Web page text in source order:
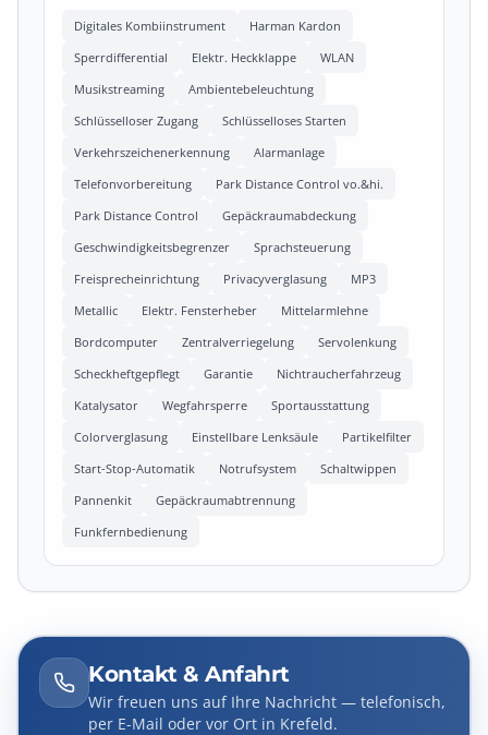
Digitales Kombiinstrument
Harman Kardon
Sperrdifferential
Elektr. Heckklappe
WLAN
Musikstreaming
Ambientebeleuchtung
Schlüsselloser Zugang
Schlüsselloses Starten
Verkehrszeichenerkennung
Alarmanlage
Telefonvorbereitung
Park Distance Control vo.&hi.
Park Distance Control
Gepäckraumabdeckung
Geschwindigkeitsbegrenzer
Sprachsteuerung
Freisprecheinrichtung
Privacyverglasung
MP3
Metallic
Elektr. Fensterheber
Mittelarmlehne
Bordcomputer
Zentralverriegelung
Servolenkung
Scheckheftgepflegt
Garantie
Nichtraucherfahrzeug
Katalysator
Wegfahrsperre
Sportausstattung
Colorverglasung
Einstellbare Lenksäule
Partikelfilter
Start-Stop-Automatik
Notrufsystem
Schaltwippen
Pannenkit
Gepäckraumabtrennung
Funkfernbedienung
Kontakt & Anfahrt
Wir freuen uns auf Ihre Nachricht — telefonisch,
per E-Mail oder vor Ort in Krefeld.